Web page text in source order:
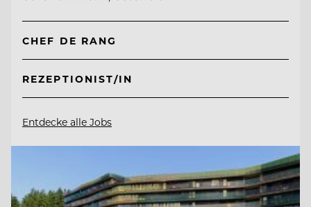
CHEF DE RANG
REZEPTIONIST/IN
Entdecke alle Jobs